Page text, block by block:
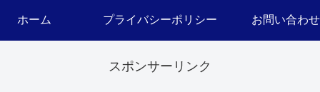
ホーム プライバシーポリシー お問い合わせ
スポンサーリンク